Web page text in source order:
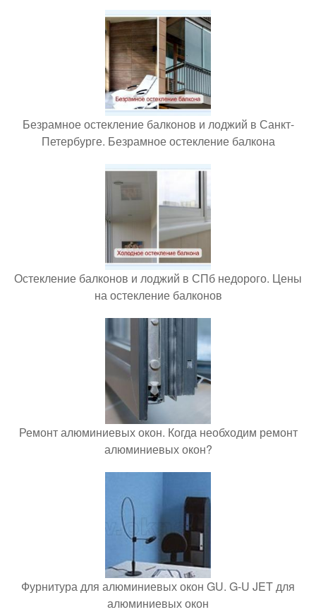
Безрамное остекление балконов и лоджий в Санкт-
Петербурге. Безрамное остекление балкона
Остекление балконов и лоджий в СПб недорого. Цены
на остекление балконов
Ремонт алюминиевых окон. Когда необходим ремонт
алюминиевых окон?
Фурнитура для алюминиевых окон GU. G-U JET для
алюминиевых окон